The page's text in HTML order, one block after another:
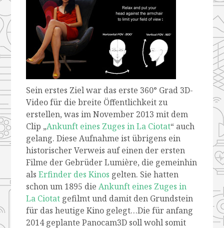
Sein erstes Ziel war das erste 360° Grad 3D-
Video für die breite Öffentlichkeit zu
erstellen, was im November 2013 mit dem
Clip „Ankunft eines Zuges in La Ciotat“ auch
gelang. Diese Aufnahme ist übrigens ein
historischer Verweis auf einen der ersten
Filme der Gebrüder Lumière, die gemeinhin
alsErfinder des Kinos gelten. Sie hatten
schon um 1895 dieAnkunft eines Zuges in
La Ciotat gefilmt und damit den Grundstein
für das heutige Kino gelegt…Die für anfang
2014 geplante Panocam3D soll wohl somit